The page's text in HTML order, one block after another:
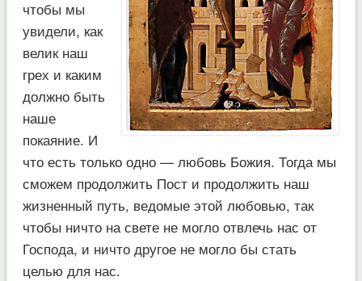
чтобы мы
увидели, как
велик наш
грех и каким
должно быть
наше
покаяние. И
что есть только одно — любовь Божия. Тогда мы
сможем продолжить Пост и продолжить наш
жизненный путь, ведомые этой любовью, так
чтобы ничто на свете не могло отвлечь нас от
Господа, и ничто другое не могло бы стать
целью для нас.